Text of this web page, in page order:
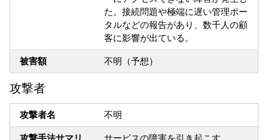
た。接続問題や極端に遅い管理ポー
タルなどの報告があり、数千人の顧
客に影響が出ている。
被害額 不明（予想）
攻撃者
攻撃者名 不明